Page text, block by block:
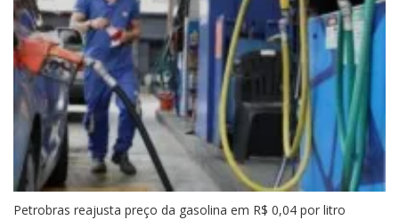
Petrobras reajusta preço da gasolina em R$ 0,04 por litro